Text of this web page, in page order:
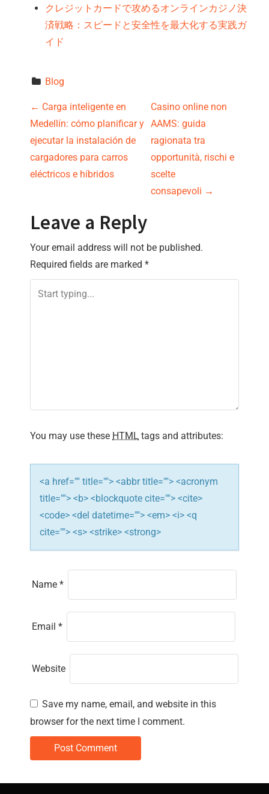
クレジットカードで攻めるオンラインカジノ決
済戦略：スピードと安全性を最大化する実践ガ
イド
Blog
P
o
s
n
a
v
i
o
n
← Carga inteligente en
Medellín: cómo planificar y
ejecutar la instalación de
cargadores para carros
eléctricos e híbridos
Casino online non
AAMS: guida
ragionata tra
opportunità, rischi e
scelte
consapevoli →
Leave a Reply
Your email address will not be published.
Required fields are marked *
You may use these HTML tags and attributes:
<a href="" title=""> <abbr title=""> <acronym
title=""> <b> <blockquote cite=""> <cite>
<code> <del datetime=""> <em> <i> <q
cite=""> <s> <strike> <strong>
Name *
Email *
Website
Save my name, email, and website in this
browser for the next time I comment.